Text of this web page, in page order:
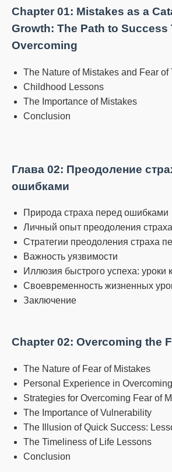
Chapter 01: Mistakes as a
Growth: The Path to Success
Overcoming
The Nature of Mistakes and Fear of
Childhood Lessons
The Importance of Mistakes
Conclusion
Глава 02: Преодоление
ошибками
Природа страха перед ошибками
Личный опыт преодоления страха
Стратегии преодоления страха
Важность уязвимости
Иллюзия быстрого успеха: уроки
Своевременность жизненных
Заключение
Chapter 02: Overcoming the
The Nature of Fear of Mistakes
Personal Experience in
Strategies for Overcoming Fear of
The Importance of Vulnerability
The Illusion of Quick Success:
The Timeliness of Life Lessons
Conclusion